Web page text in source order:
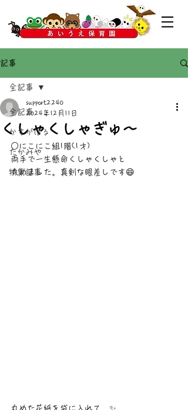
記事
全記事
かすがばる
たかみや
特集記事
全記事
くしゃくしゃぎゅ〜
support2240
2024年12月11日
○にこにこ組1階(1才)
両手で一生懸命くしゃくしゃと
丸めました。真剣な眼差しです😄
丸めた花紙を袋に入れて…✨